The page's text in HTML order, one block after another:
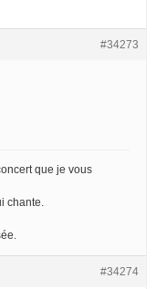
#34273
que je vous
chante.
#34274